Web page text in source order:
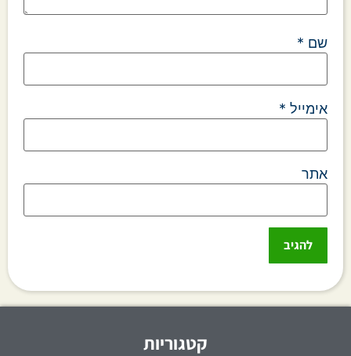
שם *
אימייל *
אתר
קטגוריות